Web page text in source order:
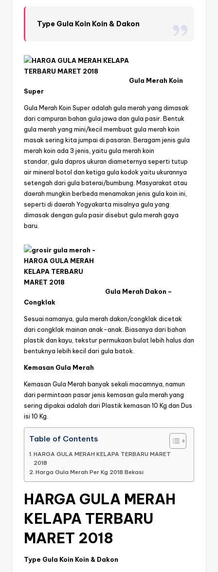
Type Gula Koin Koin & Dakon
Gula Merah Koin
Super
Gula Merah Koin Super adalah gula merah yang dimasak
dari campuran bahan gula jawa dan gula pasir. Bentuk
gula merah yang mini/kecil membuat gula merah koin
masak sering kita jumpai di pasaran. Beragam jenis gula
merah koin ada 3 jenis, yaitu gula merah koin
standar, gula dapros ukuran diameternya seperti tutup
air mineral botol dan ketiga gula kodok yaitu ukurannya
setengah dari gula baterai/bumbung. Masyarakat atau
daerah mungkin berbeda menamakan jenis gula koin ini,
seperti di daerah Yogyakarta misalnya gula yang
dimasak dengan gula pasir disebut gula merah gaya
baru.
Gula Merah Dakon –
Congklak
Sesuai namanya, gula merah dakon/congklak dicetak
dari congklak mainan anak-anak. Biasanya dari bahan
plastik dan kayu, tekstur permukaan bulat lebih halus dan
bentuknya lebih kecil dari gula batok.
Kemasan Gula Merah
Kemasan Gula Merah banyak sekali macamnya, namun
dari permintaan pasar jenis kemasan gula merah yang
sering dipakai adalah dari Plastik kemasan 10 Kg dan Dus
isi 10 Kg.
Table of Contents
HARGA GULA MERAH KELAPA TERBARU MARET
2018
Harga Gula Merah Per Kg 2018 Bekasi
HARGA GULA MERAH
KELAPA TERBARU
MARET 2018
Type Gula Koin Koin & Dakon